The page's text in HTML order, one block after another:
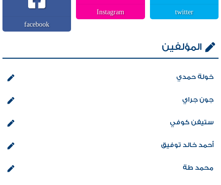
twitter
Instagram
facebook
المؤلفين
خولة حمدي
جون جراي
ستيفن كوفي
أحمد خالد توفيق
محمد طة